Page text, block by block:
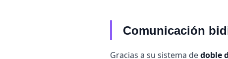
Comunicación
Gracias a su sistema dedoble